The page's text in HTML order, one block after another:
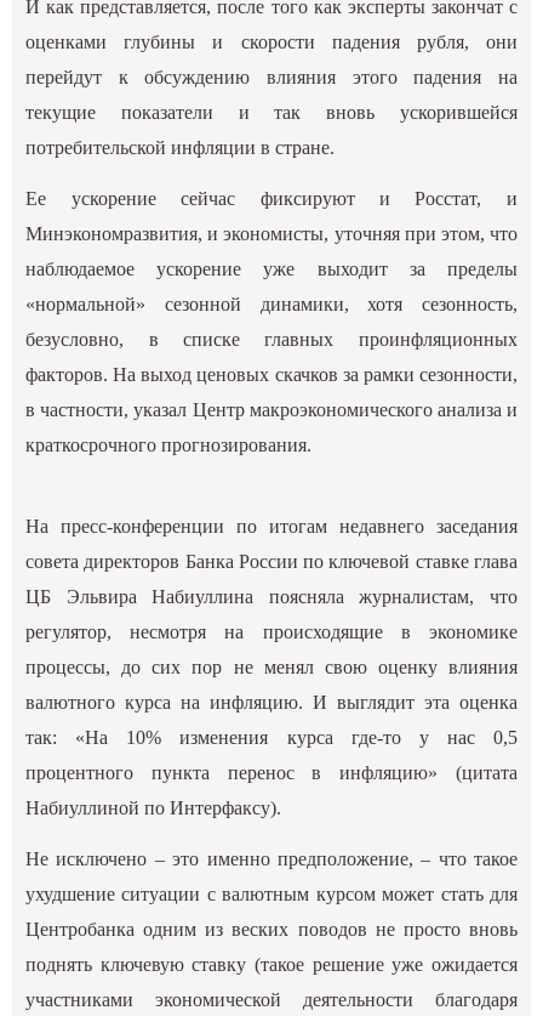
И как представляется, после того как эксперты закончат с
оценками глубины и скорости падения рубля, они
перейдут к обсуждению влияния этого падения на
текущие показатели и так вновь ускорившейся
потребительской инфляции в стране.
Ее ускорение сейчас фиксируют и Росстат, и
Минэкономразвития, и экономисты, уточняя при этом, что
наблюдаемое ускорение уже выходит за пределы
«нормальной» сезонной динамики, хотя сезонность,
безусловно, в списке главных проинфляционных
факторов. На выход ценовых скачков за рамки сезонности,
в частности, указал Центр макроэкономического анализа и
краткосрочного прогнозирования.
На пресс-конференции по итогам недавнего заседания
совета директоров Банка России по ключевой ставке глава
ЦБ Эльвира Набиуллина поясняла журналистам, что
регулятор, несмотря на происходящие в экономике
процессы, до сих пор не менял свою оценку влияния
валютного курса на инфляцию. И выглядит эта оценка
так: «На 10% изменения курса где-то у нас 0,5
процентного пункта перенос в инфляцию» (цитата
Набиуллиной по Интерфаксу).
Не исключено – это именно предположение, – что такое
ухудшение ситуации с валютным курсом может стать для
Центробанка одним из веских поводов не просто вновь
поднять ключевую ставку (такое решение уже ожидается
участниками экономической деятельности благодаря